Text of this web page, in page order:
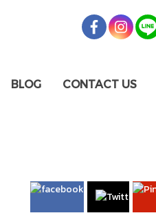
BLOG CONTACT US